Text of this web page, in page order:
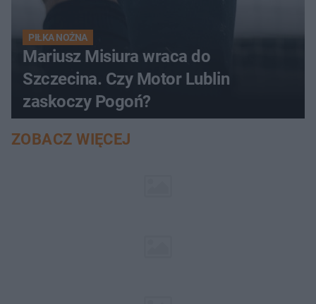
PIŁKA NOŻNA
Mariusz Misiura wraca do
Szczecina. Czy Motor Lublin
zaskoczy Pogoń?
ZOBACZ WIĘCEJ